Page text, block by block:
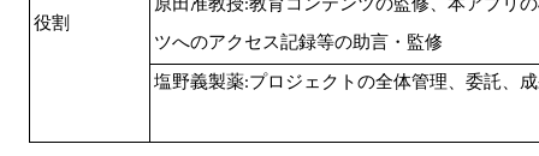
役割
原田准教授:教育コンテンツの監修、本アプリ
ツへのアクセス記録等の助言・監修
塩野義製薬:プロジェクトの全体管理、委託、